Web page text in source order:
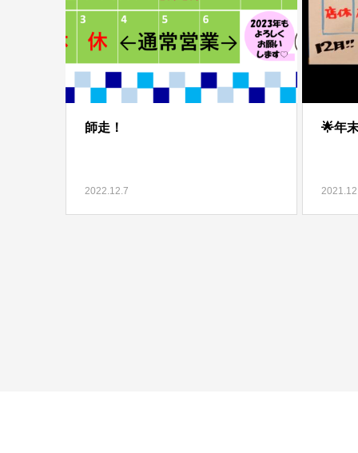
師走！
2022.12.7
🌟年